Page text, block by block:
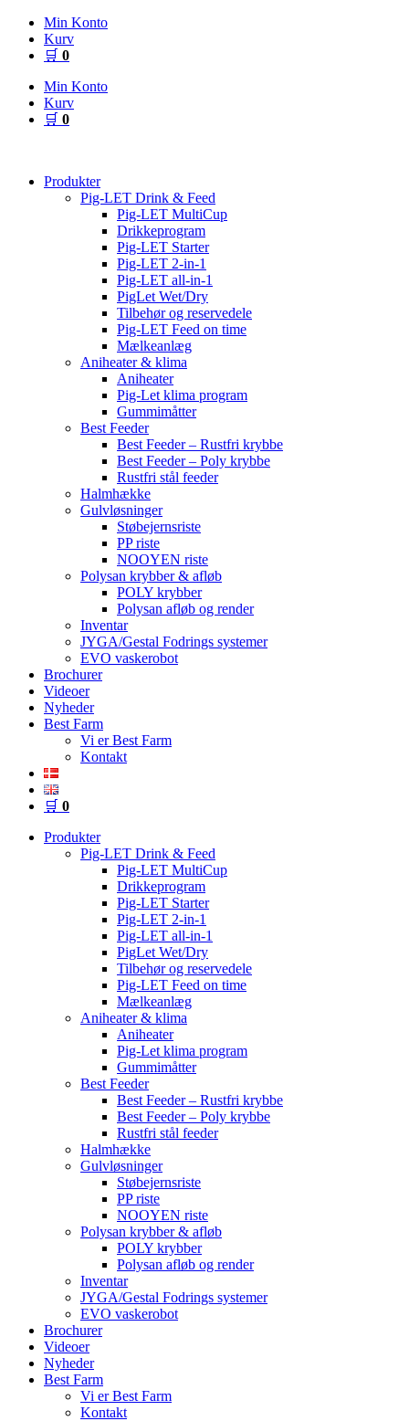
Videre
indhold
Min Konto
Kurv
🛒 0
Min Konto
Kurv
🛒 0
Produkter
Pig-LET Drink & Feed
Pig-LET MultiCup
Drikkeprogram
Pig-LET Starter
Pig-LET 2-in-1
Pig-LET all-in-1
PigLet Wet/Dry
Tilbehør og reservedele
Pig-LET Feed on time
Mælkeanlæg
Aniheater & klima
Aniheater
Pig-Let klima program
Gummimåtter
Best Feeder
Best Feeder – Rustfri krybbe
Best Feeder – Poly krybbe
Rustfri stål feeder
Halmhække
Gulvløsninger
Støbejernsriste
PP riste
NOOYEN riste
Polysan krybber & afløb
POLY krybber
Polysan afløb og render
Inventar
JYGA/Gestal Fodrings systemer
EVO vaskerobot
Brochurer
Videoer
Nyheder
Best Farm
Vi er Best Farm
Kontakt
🛒 0
Produkter
Pig-LET Drink & Feed
Pig-LET MultiCup
Drikkeprogram
Pig-LET Starter
Pig-LET 2-in-1
Pig-LET all-in-1
PigLet Wet/Dry
Tilbehør og reservedele
Pig-LET Feed on time
Mælkeanlæg
Aniheater & klima
Aniheater
Pig-Let klima program
Gummimåtter
Best Feeder
Best Feeder – Rustfri krybbe
Best Feeder – Poly krybbe
Rustfri stål feeder
Halmhække
Gulvløsninger
Støbejernsriste
PP riste
NOOYEN riste
Polysan krybber & afløb
POLY krybber
Polysan afløb og render
Inventar
JYGA/Gestal Fodrings systemer
EVO vaskerobot
Brochurer
Videoer
Nyheder
Best Farm
Vi er Best Farm
Kontakt